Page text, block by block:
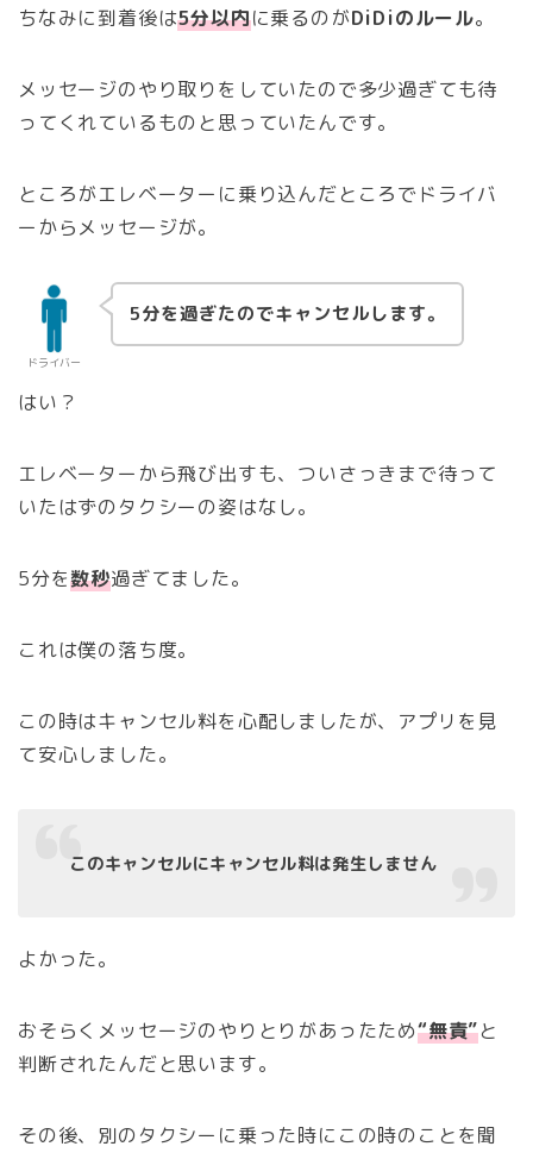
ちなみに到着後は5分以内に乗るのがDiDiのルール。
メッセージのやり取りをしていたので多少過ぎても待
ってくれているものと思っていたんです。
ところがエレベーターに乗り込んだところでドライバ
ーからメッセージが。
ドライバー
5分を過ぎたのでキャンセルします。
はい？
エレベーターから飛び出すも、ついさっきまで待って
いたはずのタクシーの姿はなし。
5分を数秒過ぎてました。
これは僕の落ち度。
この時はキャンセル料を心配しましたが、アプリを見
て安心しました。
このキャンセルにキャンセル料は発生しません
よかった。
おそらくメッセージのやりとりがあったため“無責”と
判断されたんだと思います。
その後、別のタクシーに乗った時にこの時のことを聞